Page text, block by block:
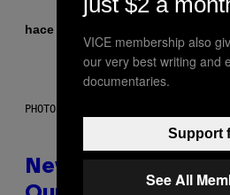
hace 2 horas
PHOTO: CSA-PRINTSTOCK / GETTY
New Study
VICE membership also
our very best writing and
documentaries.
Support
See All